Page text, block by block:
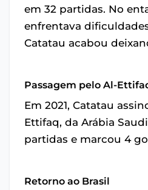
em 32 partidas. No
enfrentava
Catatau acabou
Passagem pelo Al-
Em 2021, Catatau
Ettifaq, da Arábia
partidas e marcou 4
Retorno ao Brasil